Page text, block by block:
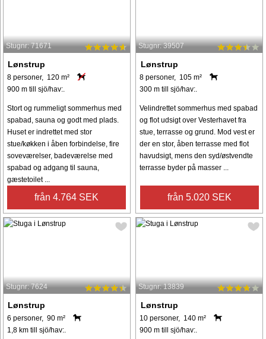
Stugnr: 71671
Lønstrup
8 personer, 120 m²
900 m till sjö/hav:.
Stort og rummeligt sommerhus med
spabad, sauna og godt med plads.
Huset er indrettet med stor
stue/køkken i åben forbindelse, fire
soveværelser, badeværelse med
spabad og adgang til sauna,
gæstetoilet ...
från 4.764 SEK
Stugnr: 39507
Lønstrup
8 personer, 105 m²
300 m till sjö/hav:.
Velindrettet sommerhus med spabad
og flot udsigt over Vesterhavet fra
stue, terrasse og grund. Mod vest er
der en stor, åben terrasse med flot
havudsigt, mens den syd/østvendte
terrasse byder på masser ...
från 5.020 SEK
Stugnr: 7624
Lønstrup
6 personer, 90 m²
1,8 km till sjö/hav:.
Stugnr: 13839
Lønstrup
10 personer, 140 m²
900 m till sjö/hav:.